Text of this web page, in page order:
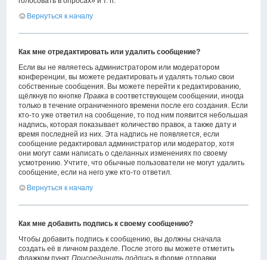
Вернуться к началу
Как мне отредактировать или удалить сообщение?
Если вы не являетесь администратором или модератором
конференции, вы можете редактировать и удалять только свои
собственные сообщения. Вы можете перейти к редактированию,
щёлкнув по кнопкеПравка в соответствующем сообщении, иногда
только в течение ограниченного времени после его создания. Если
кто-то уже ответил на сообщение, то под ним появится небольшая
надпись, которая показывает количество правок, а также дату и
время последней из них. Эта надпись не появляется, если
сообщение редактировал администратор или модератор, хотя
они могут сами написать о сделанных изменениях по своему
усмотрению. Учтите, что обычные пользователи не могут удалить
сообщение, если на него уже кто-то ответил.
Вернуться к началу
Как мне добавить подпись к своему сообщению?
Чтобы добавить подпись к сообщению, вы должны сначала
создать её в личном разделе. После этого вы можете отметить
флажком пунктПрисоединить подпись в форме отправки